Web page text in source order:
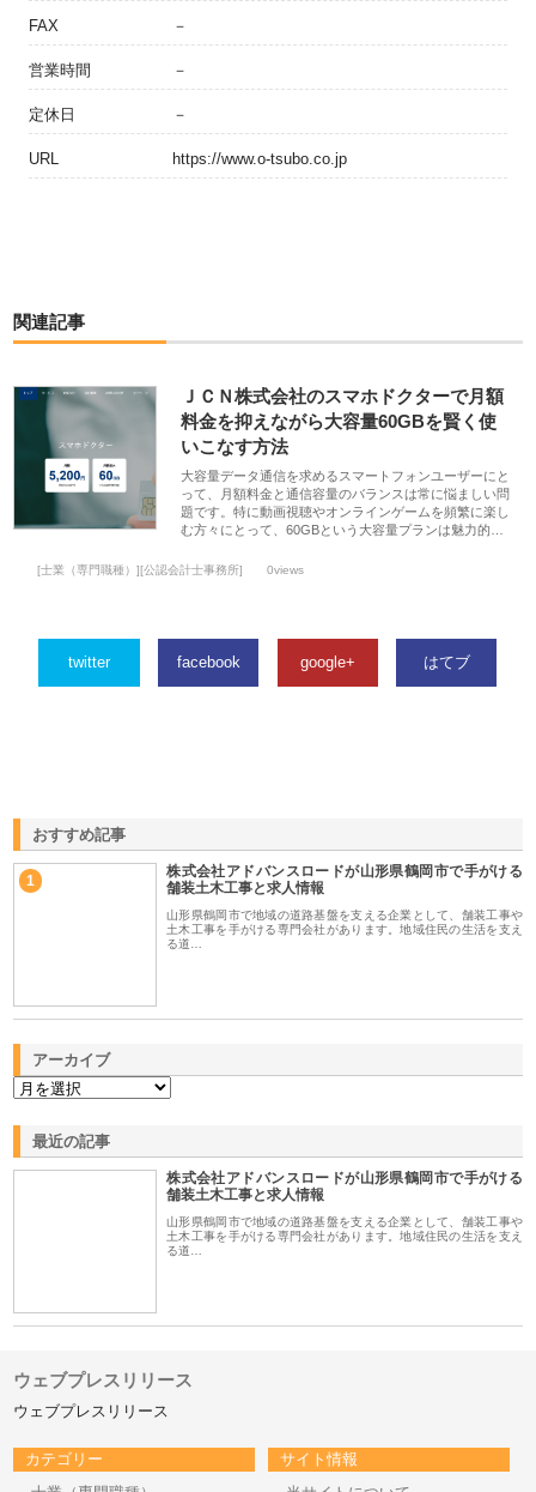
FAX －
営業時間 －
定休日 －
URL https://www.o-tsubo.co.jp
関連記事
ＪＣＮ株式会社のスマホドクターで月額
料金を抑えながら大容量60GBを賢く使
いこなす方法
大容量データ通信を求めるスマートフォンユーザーにと
って、月額料金と通信容量のバランスは常に悩ましい問
題です。特に動画視聴やオンラインゲームを頻繁に楽し
む方々にとって、60GBという大容量プランは魅力的…
[士業（専門職種）][公認会計士事務所] 0views
twitter facebook google+ はてブ
おすすめ記事
1
株式会社アドバンスロードが山形県鶴岡市で手がける
舗装土木工事と求人情報
山形県鶴岡市で地域の道路基盤を支える企業として、舗装工事や
土木工事を手がける専門会社があります。地域住民の生活を支え
る道…
アーカイブ
最近の記事
株式会社アドバンスロードが山形県鶴岡市で手がける
舗装土木工事と求人情報
山形県鶴岡市で地域の道路基盤を支える企業として、舗装工事や
土木工事を手がける専門会社があります。地域住民の生活を支え
る道…
ウェブプレスリリース
ウェブプレスリリース
カテゴリー
サイト情報